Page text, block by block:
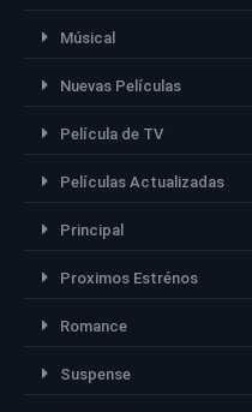
Músical
Nuevas Películas
Película de TV
Películas Actualizadas
Principal
Proximos Estrénos
Romance
Suspense